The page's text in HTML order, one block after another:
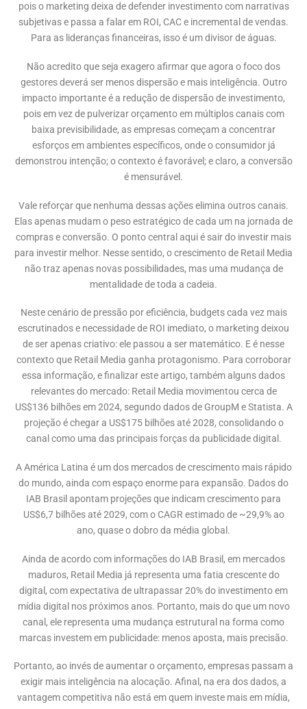
pois o marketing deixa de defender investimento com narrativas
subjetivas e passa a falar em ROI, CAC e incremental de vendas.
Para as lideranças financeiras, isso é um divisor de águas.
Não acredito que seja exagero afirmar que agora o foco dos
gestores deverá ser menos dispersão e mais inteligência. Outro
impacto importante é a redução de dispersão de investimento,
pois em vez de pulverizar orçamento em múltiplos canais com
baixa previsibilidade, as empresas começam a concentrar
esforços em ambientes específicos, onde o consumidor já
demonstrou intenção; o contexto é favorável; e claro, a conversão
é mensurável.
Vale reforçar que nenhuma dessas ações elimina outros canais.
Elas apenas mudam o peso estratégico de cada um na jornada de
compras e conversão. O ponto central aqui é sair do investir mais
para investir melhor. Nesse sentido, o crescimento de Retail Media
não traz apenas novas possibilidades, mas uma mudança de
mentalidade de toda a cadeia.
Neste cenário de pressão por eficiência, budgets cada vez mais
escrutinados e necessidade de ROI imediato, o marketing deixou
de ser apenas criativo: ele passou a ser matemático. E é nesse
contexto que Retail Media ganha protagonismo. Para corroborar
essa informação, e finalizar este artigo, também alguns dados
relevantes do mercado: Retail Media movimentou cerca de
US$136 bilhões em 2024, segundo dados de GroupM e Statista. A
projeção é chegar a US$175 bilhões até 2028, consolidando o
canal como uma das principais forças da publicidade digital.
A América Latina é um dos mercados de crescimento mais rápido
do mundo, ainda com espaço enorme para expansão. Dados do
IAB Brasil apontam projeções que indicam crescimento para
US$6,7 bilhões até 2029, com o CAGR estimado de ~29,9% ao
ano, quase o dobro da média global.
Ainda de acordo com informações do IAB Brasil, em mercados
maduros, Retail Media já representa uma fatia crescente do
digital, com expectativa de ultrapassar 20% do investimento em
mídia digital nos próximos anos. Portanto, mais do que um novo
canal, ele representa uma mudança estrutural na forma como
marcas investem em publicidade: menos aposta, mais precisão.
Portanto, ao invés de aumentar o orçamento, empresas passam a
exigir mais inteligência na alocação. Afinal, na era dos dados, a
vantagem competitiva não está em quem investe mais em mídia,